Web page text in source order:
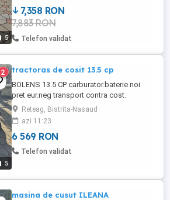
5
7,358 RON
7,883 RON
Telefon validat
5
2 tractoras de cosit 13.5 cp
BOLENS 13.5 CP carburator.baterie noi
pret eur.neg transport contra cost.
Reteag, Bistrita-Nasaud
azi 11:23
6 569 RON
Telefon validat
masina de cusut ILEANA